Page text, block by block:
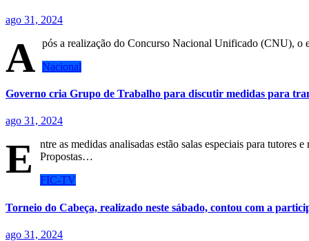
ago 31, 2024
A pós a realização do Concurso Nacional Unificado (CNU), o
Nacional
Governo cria Grupo de Trabalho para discutir medidas para
ago 31, 2024
E
ntre as medidas analisadas estão salas especiais para tutores
Propostas…
FIC-TV
Torneio do Cabeça, realizado neste sábado, contou com a
ago 31, 2024